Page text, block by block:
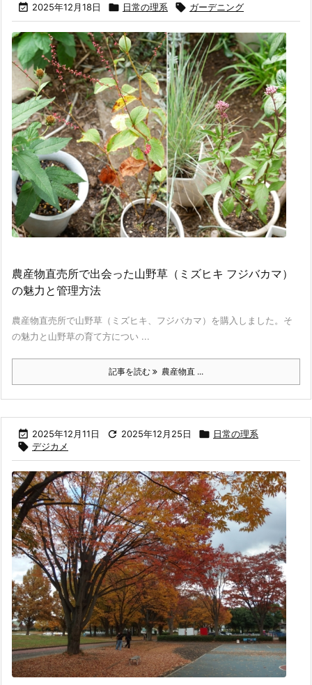
 2025年12月18日  日常の理系  ガーデニング
農産物直売所で出会った山野草（ミズヒキ フジバカマ）
の魅力と管理方法
農産物直売所で山野草（ミズヒキ、フジバカマ）を購入しました。そ
の魅力と山野草の育て方につい ...
記事を読む 農産物直 ...
 2025年12月11日  2025年12月25日  日常の理系
 デジカメ